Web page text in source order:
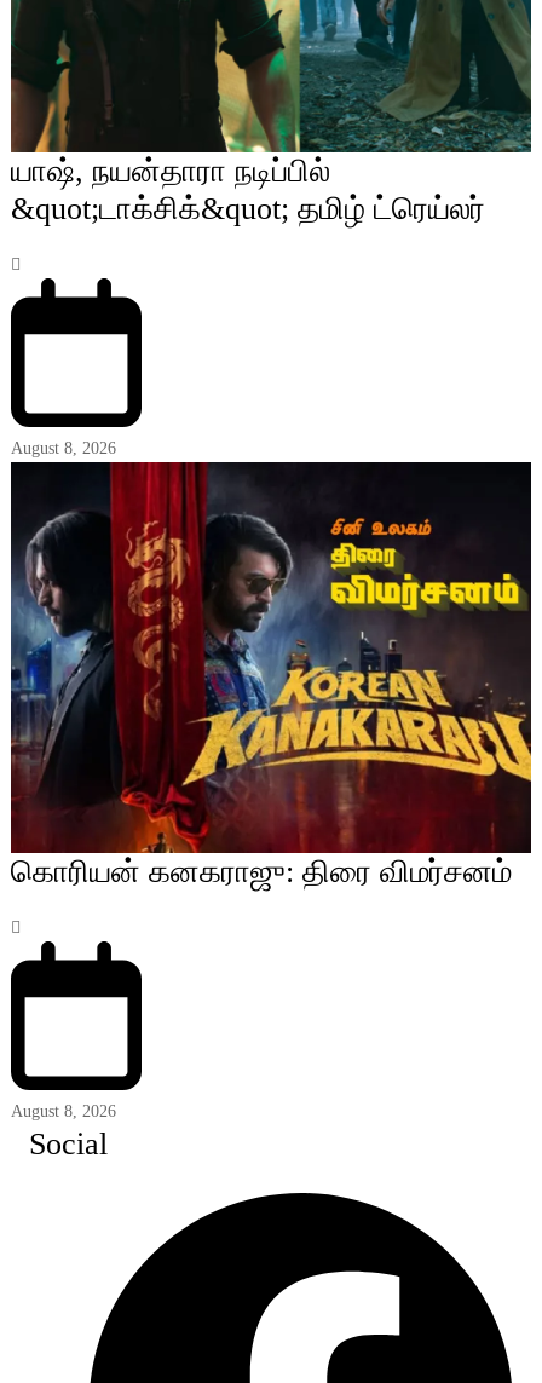
யாஷ், நயன்தாரா நடிப்பில்
&quot;டாக்சிக்&quot; தமிழ் ட்ரெய்லர்
August 8, 2026
கொரியன் கனகராஜு: திரை விமர்சனம்
August 8, 2026
Social